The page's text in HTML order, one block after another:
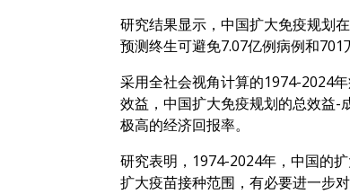
研究结果显示，中国扩大免疫规划
预测终生可避免7.07亿例病例和
采用全社会视角计算的1974-2024
效益，中国扩大免疫规划的总效益-
极高的经济回报率。
研究表明，1974-2024年，中国的
扩大疫苗接种范围，有必要进一步